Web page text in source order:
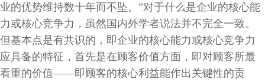
业的优势维持数十年而不坠。”对于什么是企业的核心能
力或核心竞争力，虽然国内外学者说法并不完全一致。
但基本点是有共识的，即企业的核心能力或核心竞争力
应具备的特征，首先是在顾客价值方面，即对顾客所最
看重的价值――即顾客的核心利益能作出关键性的贡